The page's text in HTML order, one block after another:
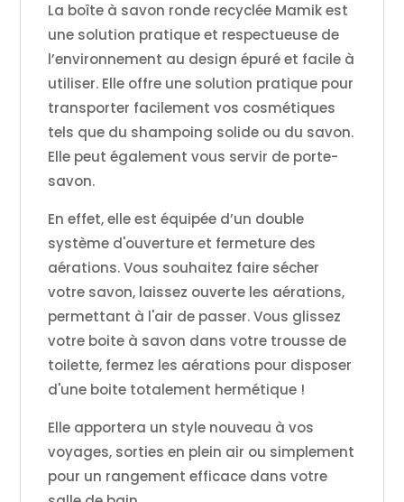
La boîte à savon ronde recyclée Mamik est
une solution pratique et respectueuse de
l’environnement au design épuré et facile à
utiliser. Elle offre une solution pratique pour
transporter facilement vos cosmétiques
tels que du shampoing solide ou du savon.
Elle peut également vous servir de porte-
savon.
En effet, elle est équipée d’un double
système d'ouverture et fermeture des
aérations. Vous souhaitez faire sécher
votre savon, laissez ouverte les aérations,
permettant à l'air de passer. Vous glissez
votre boite à savon dans votre trousse de
toilette, fermez les aérations pour disposer
d'une boite totalement hermétique !
Elle apportera un style nouveau à vos
voyages, sorties en plein air ou simplement
pour un rangement efficace dans votre